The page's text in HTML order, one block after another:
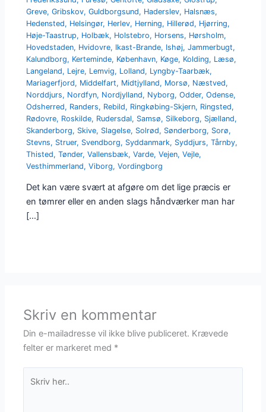
Greve,Gribskov,Guldborgsund, Haderslev, Halsnæs,
Hedensted, Helsingør, Herlev, Herning, Hillerød, Hjørring,
Høje-Taastrup, Holbæk, Holstebro, Horsens, Hørsholm,
Hovedstaden, Hvidovre, Ikast-Brande, Ishøj,Jammerbugt,
Kalundborg, Kerteminde, København, Køge, Kolding, Læsø,
Langeland, Lejre, Lemvig, Lolland, Lyngby-Taarbæk,
Mariagerfjord, Middelfart, Midtjylland, Morsø, Næstved,
Norddjurs, Nordfyn, Nordjylland, Nyborg,Odder,Odense,
Odsherred, Randers, Rebild, Ringkøbing-Skjern, Ringsted,
Rødovre, Roskilde, Rudersdal, Samsø, Silkeborg, Sjælland,
Skanderborg, Skive, Slagelse, Solrød, Sønderborg, Sorø,
Stevns, Struer, Svendborg, Syddanmark, Syddjurs,Tårnby,
Thisted,Tønder,Vallensbæk,Varde,Vejen,Vejle,
Vesthimmerland,Viborg,Vordingborg
Det kan være svært at afgøre om det lige præcis er
en tømrer eller en anden slags håndværker man har
[…]
Skriv en kommentar
Din e-mailadresse vil ikke blive publiceret. Krævede
felter er markeret med *